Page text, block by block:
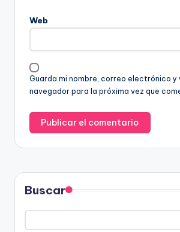
Web
Guarda mi nombre, correo electrónico y
navegador para la próxima vez que
Buscar